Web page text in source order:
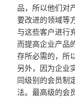
品，所以他们对
要改进的领域等
与这些客户进行
而提高企业产品
存所必需的，所
另外，因为企业
同级别的会员制
法。最高级的会